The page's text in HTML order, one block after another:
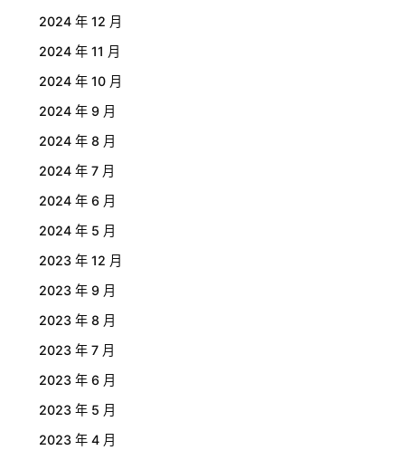
2024 年 12 月
2024 年 11 月
2024 年 10 月
2024 年 9 月
2024 年 8 月
2024 年 7 月
2024 年 6 月
2024 年 5 月
2023 年 12 月
2023 年 9 月
2023 年 8 月
2023 年 7 月
2023 年 6 月
2023 年 5 月
2023 年 4 月